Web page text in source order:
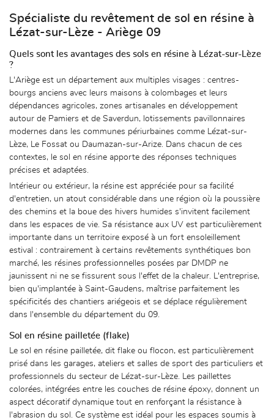
PRODUITS
ACTUALITÉS
AVIS
/ DEVIS
Spécialiste du revêtement de sol en résine à
Lézat-sur-Lèze - Ariège 09
Quels sont les avantages des sols en résine à Lézat-sur-Lèze
?
L'Ariège est un département aux multiples visages : centres-
bourgs anciens avec leurs maisons à colombages et leurs
dépendances agricoles, zones artisanales en développement
autour de Pamiers et de Saverdun, lotissements pavillonnaires
modernes dans les communes périurbaines comme Lézat-sur-
Lèze, Le Fossat ou Daumazan-sur-Arize. Dans chacun de ces
contextes, le sol en résine apporte des réponses techniques
précises et adaptées.
Intérieur ou extérieur, la résine est appréciée pour sa facilité
d'entretien, un atout considérable dans une région où la poussière
des chemins et la boue des hivers humides s'invitent facilement
dans les espaces de vie. Sa résistance aux UV est particulièrement
importante dans un territoire exposé à un fort ensoleillement
estival : contrairement à certains revêtements synthétiques bon
marché, les résines professionnelles posées par DMDP ne
jaunissent ni ne se fissurent sous l'effet de la chaleur. L'entreprise,
bien qu'implantée à Saint-Gaudens, maîtrise parfaitement les
spécificités des chantiers ariégeois et se déplace régulièrement
dans l'ensemble du département du 09.
Sol en résine pailletée (flake)
Le sol en résine pailletée, dit flake ou flocon, est particulièrement
prisé dans les garages, ateliers et salles de sport des particuliers et
professionnels du secteur de Lézat-sur-Lèze. Les paillettes
colorées, intégrées entre les couches de résine époxy, donnent un
aspect décoratif dynamique tout en renforçant la résistance à
l'abrasion du sol. Ce système est idéal pour les espaces soumis à